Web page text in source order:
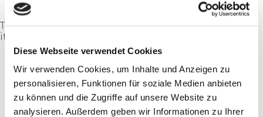
Diese Webseite verwendet Cookies
Wir verwenden Cookies, um Inhalte und Anzeigen zu
personalisieren, Funktionen für soziale Medien anbieten
zu können und die Zugriffe auf unsere Website zu
analysieren. Außerdem geben wir Informationen zu Ihrer
The admin of this site has disabled this download
item page.